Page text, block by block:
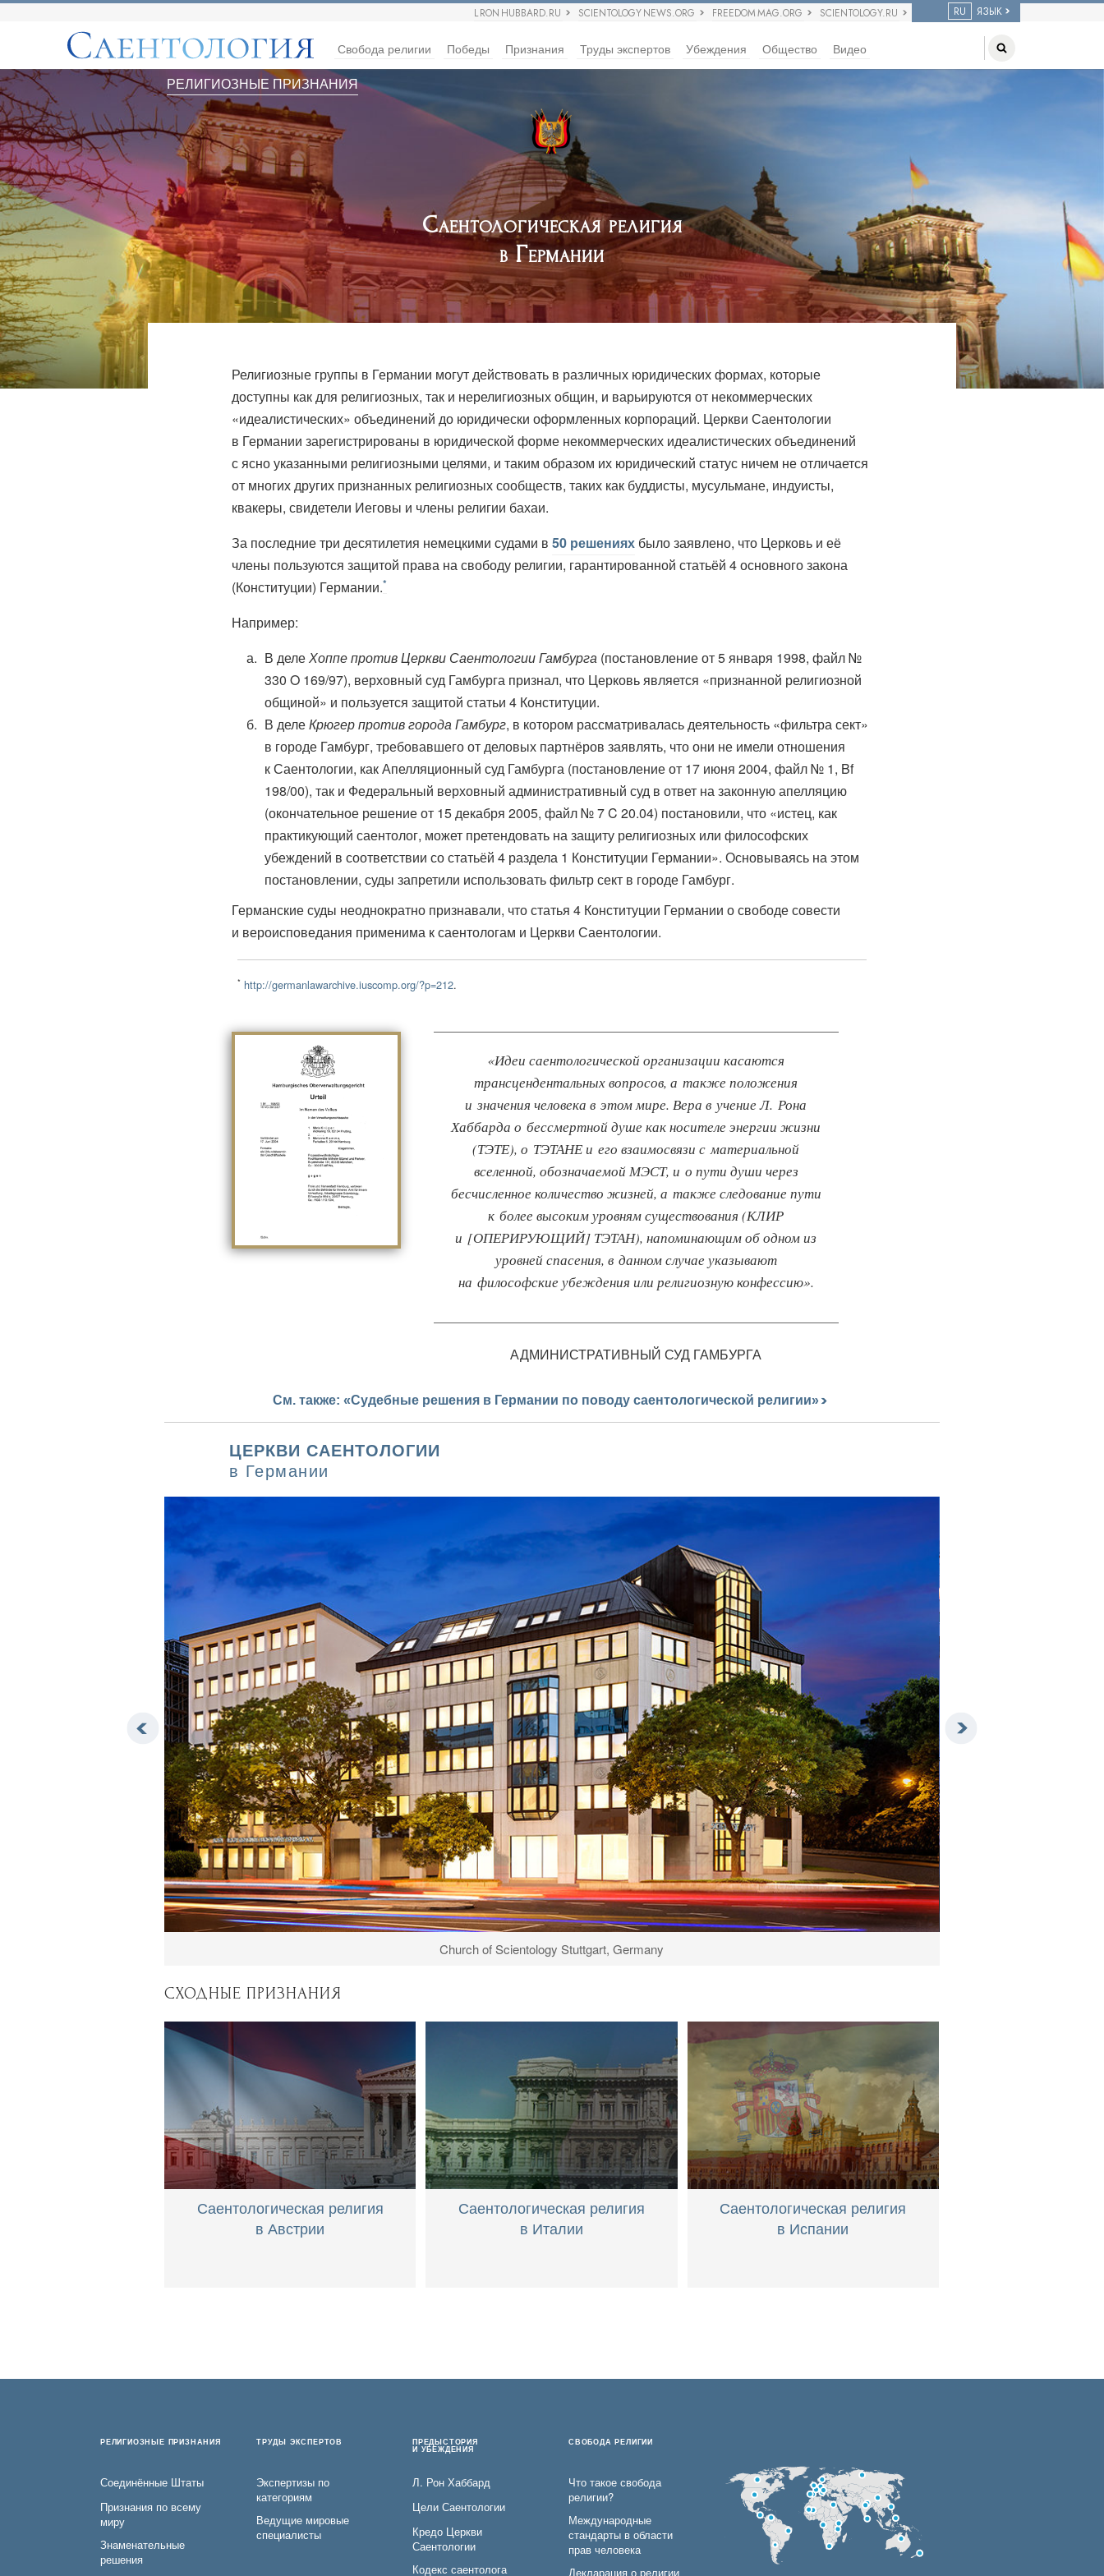
L RON HUBBARD.RU SCIENTOLOGY NEWS.ORG FREEDOM MAG.ORG SCIENTOLOGY.RU RU ЯЗЫК
Свобода религии Победы Признания Труды экспертов Убеждения Общество Видео
РЕЛИГИОЗНЫЕ ПРИЗНАНИЯ
Саентологическая религия
в Германии
Религиозные группы в Германии могут действовать в различных юридических формах, которые
доступны как для религиозных, так и нерелигиозных общин, и варьируются от некоммерческих
«идеалистических» объединений до юридически оформленных корпораций. Церкви Саентологии
в Германии зарегистрированы в юридической форме некоммерческих идеалистических объединений
с ясно указанными религиозными целями, и таким образом их юридический статус ничем не отличается
от многих других признанных религиозных сообществ, таких как буддисты, мусульмане, индуисты,
квакеры, свидетели Иеговы и члены религии бахаи.
За последние три десятилетия немецкими судами в50 решениях было заявлено, что Церковь и её
члены пользуются защитой права на свободу религии, гарантированной статьёй 4 основного закона
(Конституции) Германии.*
Например:
В делеХоппе против Церкви Саентологии Гамбурга (постановление от 5 января 1998, файл №
330 O 169/97), верховный суд Гамбурга признал, что Церковь является «признанной религиозной
общиной» и пользуется защитой статьи 4 Конституции.
В делеКрюгер против города Гамбург, в котором рассматривалась деятельность «фильтра сект»
в городе Гамбург, требовавшего от деловых партнёров заявлять, что они не имели отношения
к Саентологии, как Апелляционный суд Гамбурга (постановление от 17 июня 2004, файл № 1, Bf
198/00), так и Федеральный верховный административный суд в ответ на законную апелляцию
(окончательное решение от 15 декабря 2005, файл № 7 C 20.04) постановили, что «истец, как
практикующий саентолог, может претендовать на защиту религиозных или философских
убеждений в соответствии со статьёй 4 раздела 1 Конституции Германии». Основываясь на этом
постановлении, суды запретили использовать фильтр сект в городе Гамбург.
Германские суды неоднократно признавали, что статья 4 Конституции Германии о свободе совести
и вероисповедания применима к саентологам и Церкви Саентологии.
* http://germanlawarchive.iuscomp.org/?p=212.
«Идеи саентологической организации касаются
трансцендентальных вопросов, а также положения
и значения человека в этом мире. Вера в учение Л. Рона
Хаббарда о бессмертной душе как носителе энергии жизни
(ТЭТЕ), о ТЭТАНЕ и его взаимосвязи с материальной
вселенной, обозначаемой МЭСТ, и о пути души через
бесчисленное количество жизней, а также следование пути
к более высоким уровням существования (КЛИР
и [ОПЕРИРУЮЩИЙ] ТЭТАН), напоминающим об одном из
уровней спасения, в данном случае указывают
на философские убеждения или религиозную конфессию».
АДМИНИСТРАТИВНЫЙ СУД ГАМБУРГА
См. также: «Судебные решения в Германии по поводу саентологической религии»
ЦЕРКВИ САЕНТОЛОГИИ
в Германии
Church of Scientology Stuttgart, Germany
СХОДНЫЕ ПРИЗНАНИЯ
Саентологическая религия
в Австрии
Саентологическая религия
в Италии
Саентологическая религия
в Испании
РЕЛИГИОЗНЫЕ ПРИЗНАНИЯ
Соединённые Штаты
Признания по всему
миру
Знаменательные
решения
ТРУДЫ ЭКСПЕРТОВ
Экспертизы по
категориям
Ведущие мировые
специалисты
ПРЕДЫСТОРИЯ
И УБЕЖДЕНИЯ
Л. Рон Хаббард
Цели Саентологии
Кредо Церкви
Саентологии
Кодекс саентолога
СВОБОДА РЕЛИГИИ
Что такое свобода
религии?
Международные
стандарты в области
прав человека
Декларация о религии